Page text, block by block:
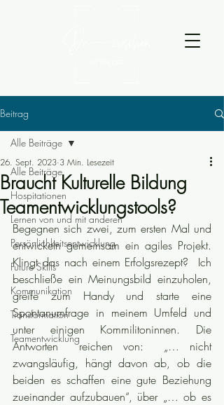
Beitrag
Alle Beiträge
Hospitationen
Lernen von und mit anderen
Persönlichkeitsentwicklung
Future Skills
Kommunikation
Transformation
Teamentwicklung
Alle Beiträge
Braucht Kulturelle Bildung
Teamentwicklungstools?
26. Sept. 2023 3 Min. Lesezeit
Begegnen sich zwei, zum ersten Mal und
entwickeln gemeinsam ein agiles Projekt.
Klingt das nach einem Erfolgsrezept?  Ich
beschließe ein Meinungsbild einzuholen,
greife zum Handy und starte eine
Spontanumfrage in meinem Umfeld und
unter einigen Kommilitoninnen. Die
Antworten  reichen von:  „… nicht
zwangsläufig, hängt davon ab, ob die
beiden es schaffen eine gute Beziehung
zueinander aufzubauen“, über „… ob es